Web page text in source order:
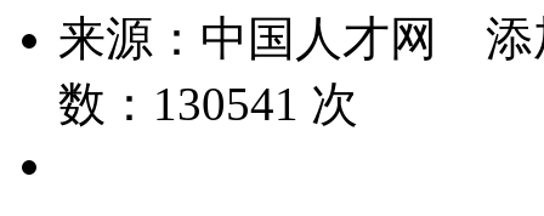
来源： 中国人才网
添
数： 130541 次